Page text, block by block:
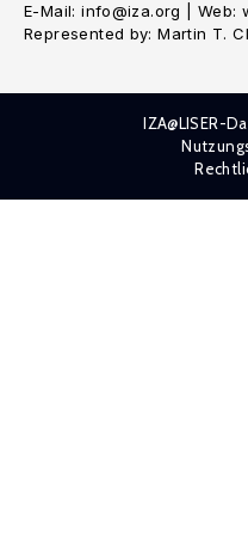
E-Mail: info@iza.org | Web:
Represented by: Martin T.
IZA@LISER-